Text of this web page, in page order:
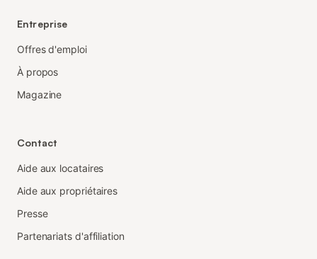
Entreprise
Offres d'emploi
À propos
Magazine
Contact
Aide aux locataires
Aide aux propriétaires
Presse
Partenariats d'affiliation